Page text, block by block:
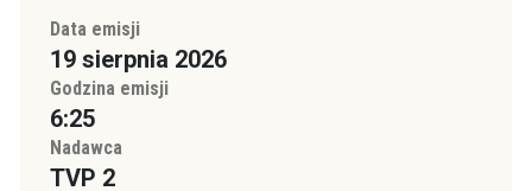
Data emisji
19 sierpnia 2026
Godzina emisji
6:25
Nadawca
TVP 2